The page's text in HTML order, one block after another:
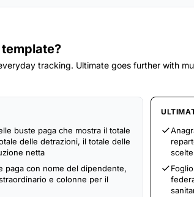
tracking. Ultimate goes further with
buste paga che mostra il totale
delle detrazioni, il totale delle
netta
paga con nome del dipendente,
e colonne per il